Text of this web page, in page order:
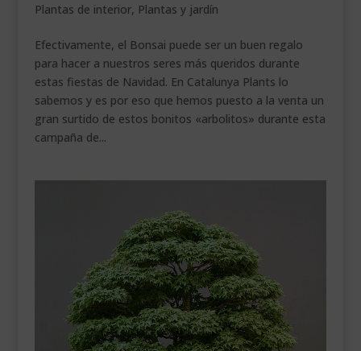
Plantas de interior, Plantas y jardín
Efectivamente, el Bonsai puede ser un buen regalo
para hacer a nuestros seres más queridos durante
estas fiestas de Navidad. En Catalunya Plants lo
sabemos y es por eso que hemos puesto a la venta un
gran surtido de estos bonitos «arbolitos» durante esta
campaña de...